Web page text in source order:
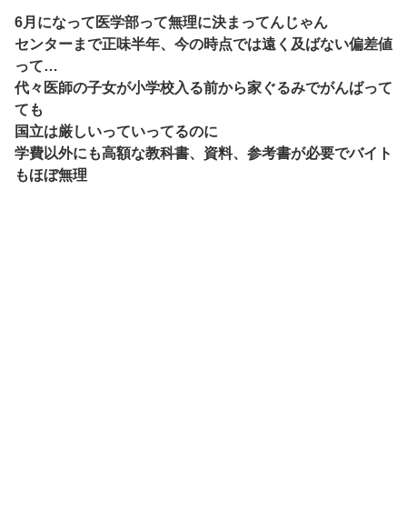
6月になって医学部って無理に決まってんじゃん
センターまで正味半年、今の時点では遠く及ばない偏差値
って…
代々医師の子女が小学校入る前から家ぐるみでがんばって
ても
国立は厳しいっていってるのに
学費以外にも高額な教科書、資料、参考書が必要でバイト
もほぼ無理